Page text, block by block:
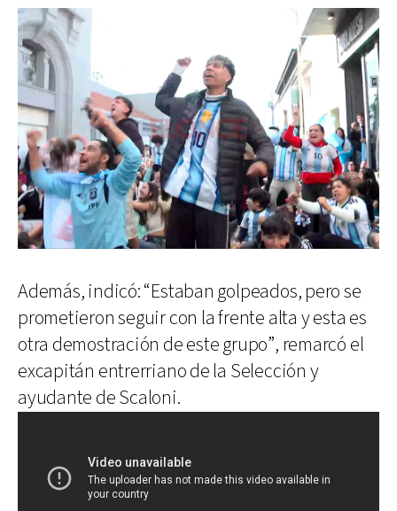
Además, indicó: “Estaban golpeados, pero se
prometieron seguir con la frente alta y esta es
otra demostración de este grupo”, remarcó el
excapitán entrerriano de la Selección y
ayudante de Scaloni.